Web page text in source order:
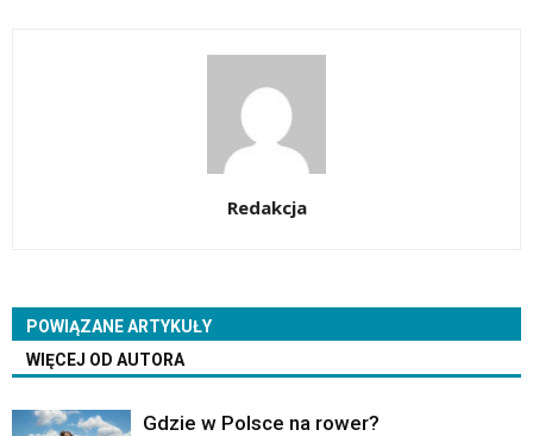
Redakcja
POWIĄZANE ARTYKUŁY
WIĘCEJ OD AUTORA
Gdzie w Polsce na rower?